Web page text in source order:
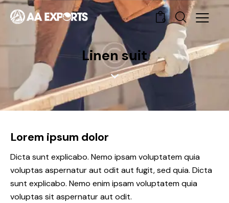
0
Linen suit
Lorem ipsum dolor
Dicta sunt explicabo. Nemo ipsam voluptatem quia
voluptas aspernatur aut odit aut fugit, sed quia. Dicta
sunt explicabo. Nemo enim ipsam voluptatem quia
voluptas sit aspernatur aut odit.